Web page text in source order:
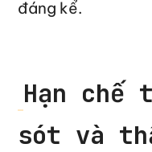
đáng kể.
Hạn
sót và